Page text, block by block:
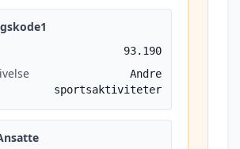
93.190
Andre
sportsaktiviteter